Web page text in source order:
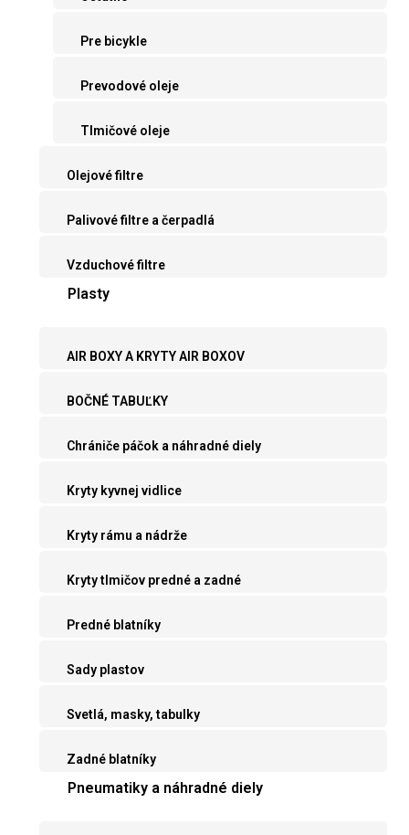
Pre bicykle
Prevodové oleje
Tlmičové oleje
Olejové filtre
Palivové filtre a čerpadlá
Vzduchové filtre
Plasty
AIR BOXY A KRYTY AIR BOXOV
BOČNÉ TABUĽKY
Chrániče páčok a náhradné diely
Kryty kyvnej vidlice
Kryty rámu a nádrže
Kryty tlmičov predné a zadné
Predné blatníky
Sady plastov
Svetlá, masky, tabulky
Zadné blatníky
Pneumatiky a náhradné diely